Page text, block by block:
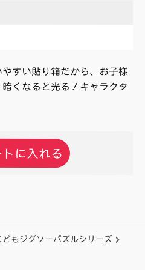
すい貼り箱だから、お子様
くなると光る！キャラクタ
トに入れる
どもジグソーパズルシリーズ